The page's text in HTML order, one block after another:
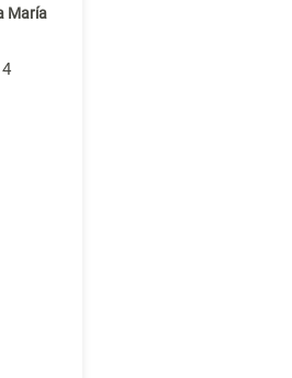
María